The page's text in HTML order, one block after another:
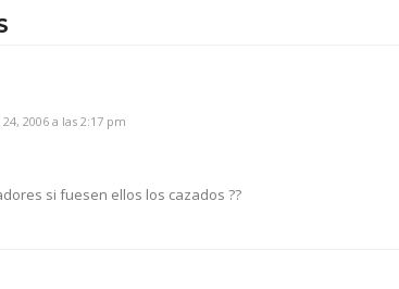
2006 a las 2:17 pm
si fuesen ellos los cazados ??